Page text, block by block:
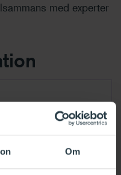
Om
med experter
kurser